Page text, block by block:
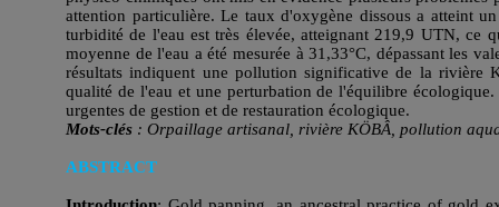
attention particulière. Le taux d'oxygène dissous a atteint
turbidité de l'eau est très élevée, atteignant 219,9 UTN, ce
moyenne de l'eau a été mesurée à 31,33°C, dépassant les
résultats indiquent une pollution significative de la rivière
qualité de l'eau et une perturbation de l'équilibre
urgentes de gestion et de restauration écologique.
Mots-clés : Orpaillage artisanal, rivière KÖBÂ, pollution
ABSTRACT